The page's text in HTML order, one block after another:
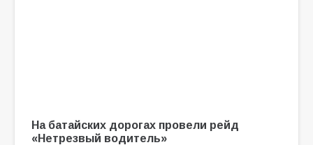
На батайских дорогах провели рейд
«Нетрезвый водитель»